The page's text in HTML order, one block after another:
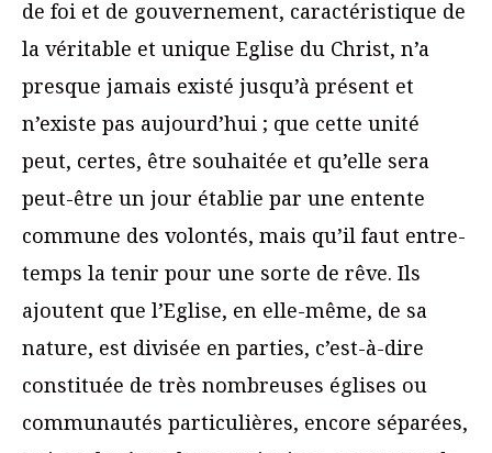
de foi et de gouvernement, caractéristique de
la véritable et unique Eglise du Christ, n’a
presque jamais existé jusqu’à présent et
n’existe pas aujourd’hui ; que cette unité
peut, certes, être souhaitée et qu’elle sera
peut-être un jour établie par une entente
commune des volontés, mais qu’il faut entre-
temps la tenir pour une sorte de rêve. Ils
ajoutent que l’Eglise, en elle-même, de sa
nature, est divisée en parties, c’est-à-dire
constituée de très nombreuses églises ou
communautés particulières, encore séparées,